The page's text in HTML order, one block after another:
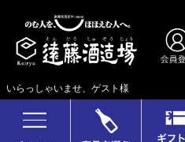
いらっしゃいませ、ゲスト様